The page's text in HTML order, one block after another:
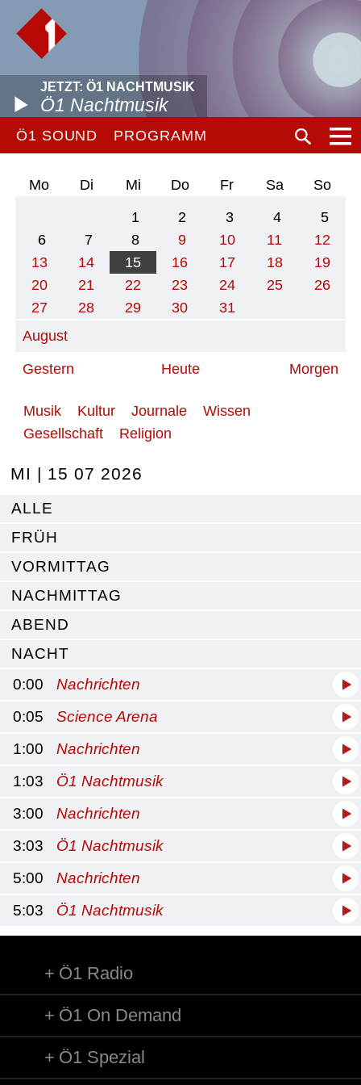
JETZT: Ö1 NACHTMUSIK
Ö1 Nachtmusik
Ö1 SOUND PROGRAMM
Mo Di Mi Do Fr Sa
So
1
2 3 4
5
6
7 8 9 10 11
12
13
14 15 16 17 18
19
20
21 22 23 24 25
26
27
28 29 30
31
August
Gestern Heute Morgen
Musik Kultur Journale
Wissen
Gesellschaft
Religion
MI | 15 07 2026
ALLE
FRÜH
VORMITTAG
NACHMITTAG
ABEND
NACHT
0:00
Nachrichten
0:05
Science Arena
1:00
Nachrichten
1:03
Ö1 Nachtmusik
3:00
Nachrichten
3:03
Ö1 Nachtmusik
5:00
Nachrichten
5:03
Ö1 Nachtmusik
Ö1 Radio
Ö1 On Demand
Ö1 Spezial